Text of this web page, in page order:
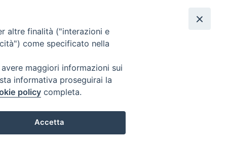
altre finalità ("interazioni e
come specificato nella
maggiori informazioni sui
informativa proseguirai la
policy completa.
Accetta